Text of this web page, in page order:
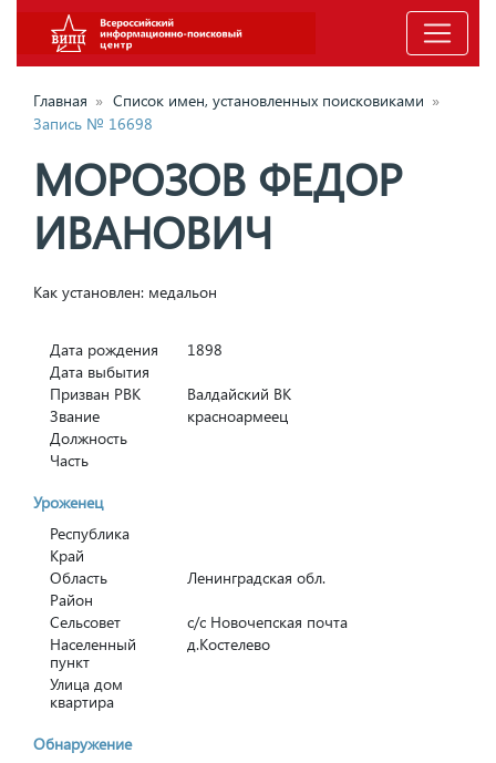
Главная » Список имен, установленных поисковиками »
Запись № 16698
МОРОЗОВ ФЕДОР
ИВАНОВИЧ
Как установлен: медальон
Дата рождения
1898
Дата выбытия
Призван РВК
Валдайский ВК
Звание
красноармеец
Должность
Часть
Уроженец
Республика
Край
Область
Ленинградская обл.
Район
Сельсовет
с/с Новочепская почта
Населенный
пункт
д.Костелево
Улица дом
квартира
Обнаружение